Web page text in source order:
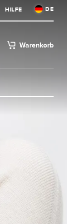
HILFE DE
Warenkorb